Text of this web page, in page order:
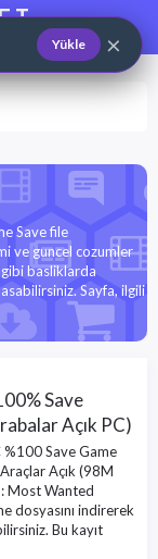
Save file
ve guncel cozumler
basliklarda
Sayfa, ilgili
Save
Açık PC)
Save Game
Açık (98M
Most Wanted
dosyasını indirerek
Bu kayıt
Yükle ×